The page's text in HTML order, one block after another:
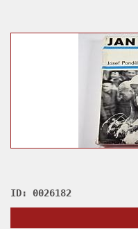
ID: 0026182